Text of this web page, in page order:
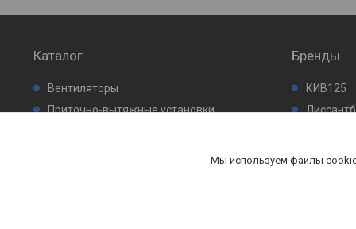
Каталог
Вентиляторы
Приточно-вытяжные установки
Бренды
КИВ125
Мы используем файлы